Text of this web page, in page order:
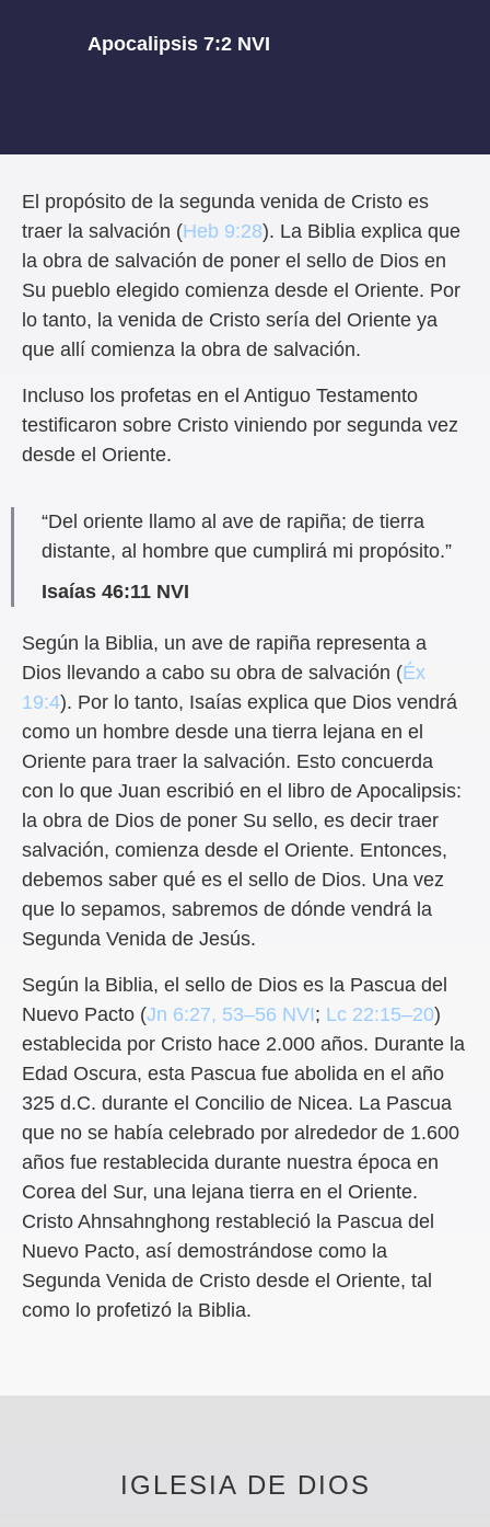
Apocalipsis 7:2 NVI
El propósito de la segunda venida de Cristo es
traer la salvación (Heb 9:28). La Biblia explica que
la obra de salvación de poner el sello de Dios en
Su pueblo elegido comienza desde el Oriente. Por
lo tanto, la venida de Cristo sería del Oriente ya
que all í comienza la obra de salvación.
Incluso los profetas en el Antiguo Testamento
testificaron sobre Cristo viniendo por segunda vez
desde el Oriente.
“Del oriente llamo al ave de rapiña; de tierra
distante, al hombre que cumplirá mi propósito.”
Isaías 46:11 NVI
Según la Biblia, un ave de rapiña representa a
Dios llevando a cabo su obra de salvación (Éx
19:4). Por lo tanto, Isaías explica que Dios vendrá
como un hombre desde una tierra lejana en el
Oriente para traer la salvación. Esto concuerda
con lo que Juan escribió en el libro de Apocalipsis:
la obra de Dios de poner Su sello, es decir traer
salvación, comienza desde el Oriente. Entonces,
debemos saber qué es el sello de Dios. Una vez
que lo sepamos, sabremos de dónde vendrá la
Segunda Venida de Jesús.
Según la Biblia, el sello de Dios es la Pascua del
Nuevo Pacto (Jn 6:27, 53–56 NVI; Lc 22:15–20)
establecida por Cristo hace 2.000 años. Durante la
Edad Oscura, esta Pascua fue abolida en el año
325 d.C. durante el Concilio de Nicea. La Pascua
que no se había celebrado por alrededor de 1.600
años fue restablecida durante nuestra época en
Corea del Sur, una lejana tierra en el Oriente.
Cristo Ahnsahnghong restableció la Pascua del
Nuevo Pacto, así demostrándose como la
Segunda Venida de Cristo desde el Oriente, tal
como lo profetizó la Biblia.
IGLESIA DE DIOS